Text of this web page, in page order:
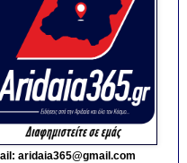
aridaia365@gmail.com